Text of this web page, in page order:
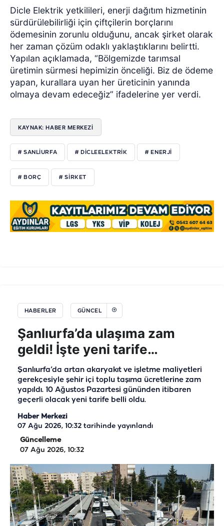
Dicle Elektrik yetkilileri, enerji dağıtım hizmetinin
sürdürülebilirliği için çiftçilerin borçlarını
ödemesinin zorunlu olduğunu, ancak şirket olarak
her zaman çözüm odaklı yaklaştıklarını belirtti.
Yapılan açıklamada, “Bölgemizde tarımsal
üretimin sürmesi hepimizin önceliği. Biz de ödeme
yapan, kurallara uyan her üreticinin yanında
olmaya devam edeceğiz” ifadelerine yer verdi.
KAYNAK: HABER MERKEZİ
# SANLIURFA # DICLEELEKTRIK # ENERJI
# BORÇ # SIRKET
HABERLER GÜNCEL
Şanlıurfa’da ulaşıma zam
geldi! İşte yeni tarife…
Şanlıurfa’da artan akaryakıt ve işletme maliyetleri
gerekçesiyle şehir içi toplu taşıma ücretlerine zam
yapıldı. 10 Ağustos Pazartesi gününden itibaren
geçerli olacak yeni tarife belli oldu.
Haber Merkezi
07 Ağu 2026, 10:32 tarihinde yayınlandı
Güncelleme
07 Ağu 2026, 10:32